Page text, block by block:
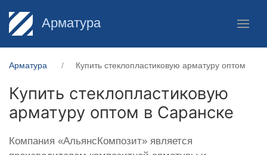
Арматура
Арматура Купить стеклопластиковую арматуру оптом
Купить стеклопластиковую
арматуру оптом в Саранске
Компания «АльянсКомпозит» является